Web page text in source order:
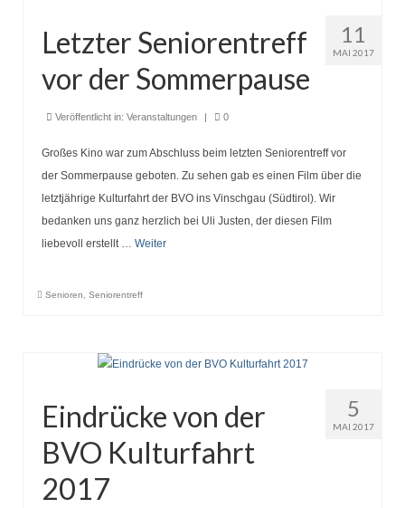
11
MAI 2017
Letzter Seniorentreff
vor der Sommerpause
Veröffentlicht in: Veranstaltungen | 0
Großes Kino war zum Abschluss beim letzten Seniorentreff vor
der Sommerpause geboten. Zu sehen gab es einen Film über die
letztjährige Kulturfahrt der BVO ins Vinschgau (Südtirol). Wir
bedanken uns ganz herzlich bei Uli Justen, der diesen Film
liebevoll erstellt … Weiter
Senioren Seniorentreff
5
MAI 2017
Eindrücke von der
BVO Kulturfahrt
2017